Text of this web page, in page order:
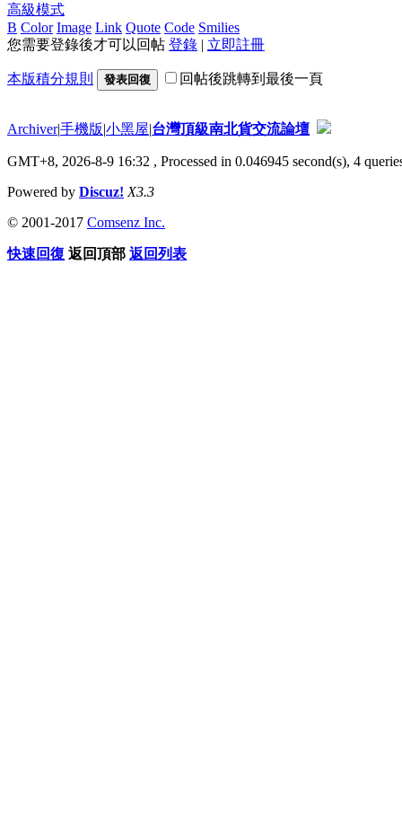
高級模式
B Color Image Link Quote Code Smilies
您需要登錄後才可以回帖 登錄 | 立即註冊
本版積分規則 發表回復 回帖後跳轉到最後一頁
Archiver|手機版|小黑屋|台灣頂級南北貨交流論壇
GMT+8, 2026-8-9 16:32 , Processed in 0.046945 second(s), 4
Powered by Discuz! X3.3
© 2001-2017 Comsenz Inc.
快速回復 返回頂部 返回列表